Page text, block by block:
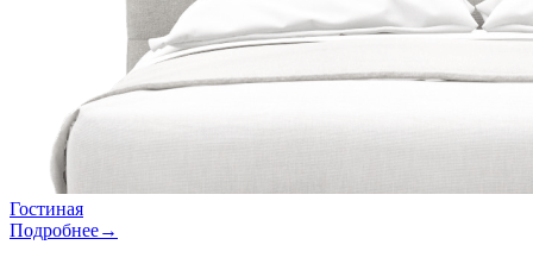
Гостиная
Подробнее→